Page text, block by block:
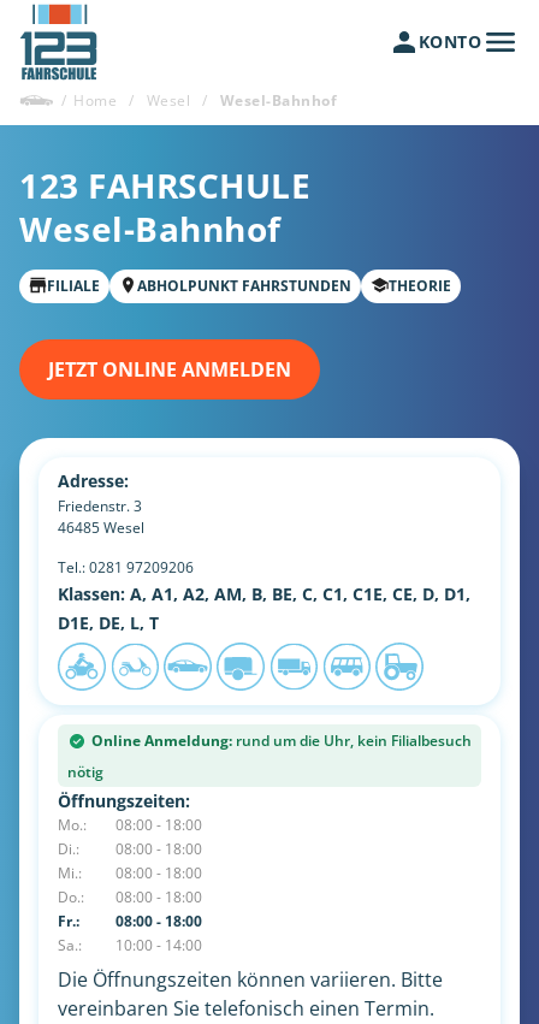
KONTO
/ Home / Wesel / Wesel-Bahnhof
123 FAHRSCHULE
Wesel-Bahnhof
FILIALE ABHOLPUNKT FAHRSTUNDEN THEORIE
JETZT ONLINE ANMELDEN
Adresse:
Friedenstr. 3
46485Wesel
Tel.:0281 97209206
Klassen: A, A1, A2, AM, B, BE, C, C1, C1E, CE, D, D1,
D1E, DE, L, T
Online Anmeldung: rund um die Uhr, kein Filialbesuch
nötig
Öffnungszeiten:
Mo.:
08:00 - 18:00
Di.:
08:00 - 18:00
Mi.:
08:00 - 18:00
Do.:
08:00 - 18:00
Fr.:
08:00 - 18:00
Sa.:
10:00 - 14:00
Die Öffnungszeiten können variieren. Bitte
vereinbaren Sie telefonisch einen Termin.